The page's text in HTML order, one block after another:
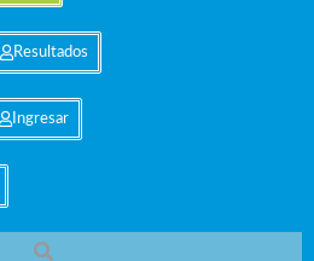
Resultados
Ingresar